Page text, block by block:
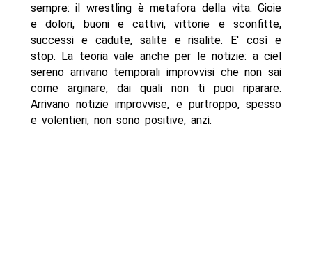
sempre: il wrestling è metafora della vita. Gioie
e dolori, buoni e cattivi, vittorie e sconfitte,
successi e cadute, salite e risalite. E' così e
stop. La teoria vale anche per le notizie: a ciel
sereno arrivano temporali improvvisi che non sai
come arginare, dai quali non ti puoi riparare.
Arrivano notizie improvvise, e purtroppo, spesso
e volentieri, non sono positive, anzi.